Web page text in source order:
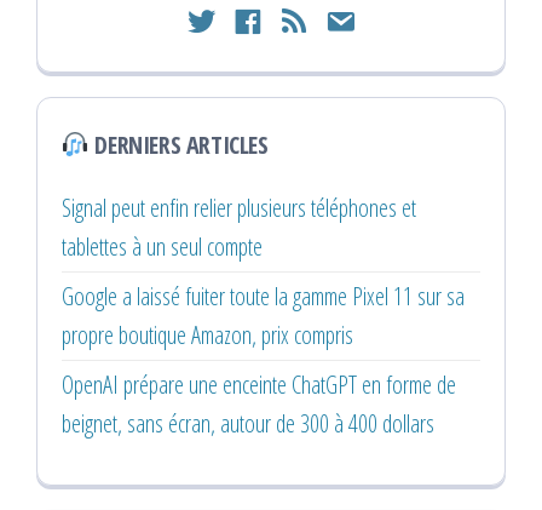
twitter facebook
rss email
DERNIERS ARTICLES
Signal peut enfin relier plusieurs téléphones et
tablettes à un seul compte
Google a laissé fuiter toute la gamme Pixel 11 sur sa
propre boutique Amazon, prix compris
OpenAI prépare une enceinte ChatGPT en forme de
beignet, sans écran, autour de 300 à 400 dollars